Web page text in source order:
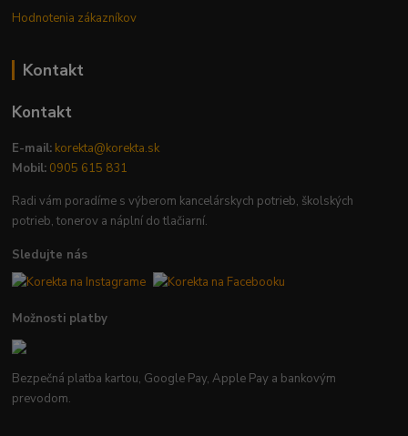
Hodnotenia zákazníkov
Kontakt
Kontakt
E-mail: korekta@korekta.sk
Mobil: 0905 615 831
Radi vám poradíme s výberom kancelárskych potrieb, školských
potrieb, tonerov a náplní do tlačiarní.
Sledujte nás
Možnosti platby
Bezpečná platba kartou, Google Pay, Apple Pay a bankovým
prevodom.